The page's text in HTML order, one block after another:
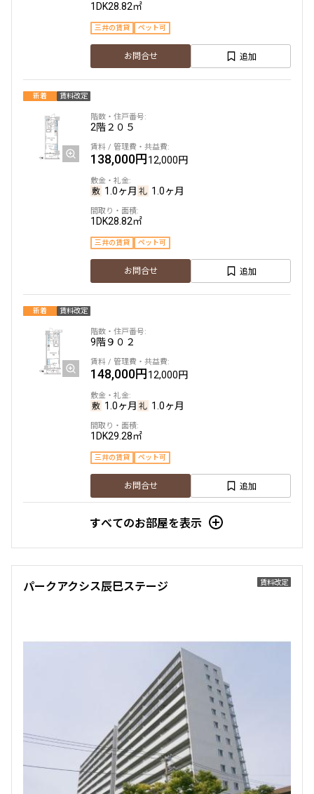
1DK28.82㎡
三井の賃貸 ペット可
お問合せ 追加
新着 賃料改定
2階２０５
138,000円12,000円
1.0ヶ月 1.0ヶ月
1DK28.82㎡
三井の賃貸 ペット可
お問合せ 追加
新着 賃料改定
9階９０２
148,000円12,000円
1.0ヶ月 1.0ヶ月
1DK29.28㎡
三井の賃貸 ペット可
お問合せ 追加
158,000円12,000円
ペット可
お問合せ
新着 賃料改定
7階７０１
すべてのお部屋を表示
賃料改定
パークアクシス辰巳ステージ